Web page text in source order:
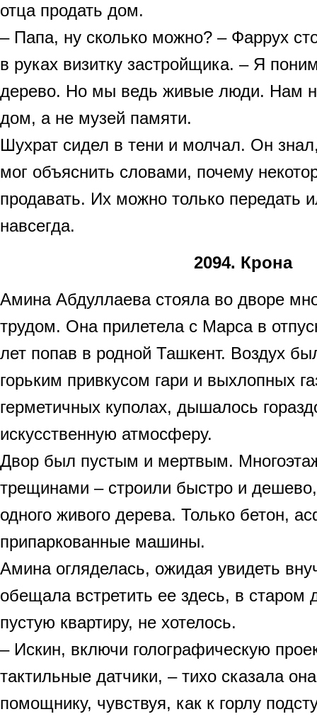
отца продать дом.
– Папа, ну сколько можно? – Фаррух
в руках визитку застройщика. – Я
дерево. Но мы ведь живые люди. Нам
дом, а не музей памяти.
Шухрат сидел в тени и молчал. Он
мог объяснить словами, почему
продавать. Их можно только передать
навсегда.
2094. Крона
Амина Абдуллаева стояла во дворе
трудом. Она прилетела с Марса в
лет попав в родной Ташкент. Воздух
горьким привкусом гари и выхлопных
герметичных куполах, дышалось
искусственную атмосферу.
Двор был пустым и мертвым.
трещинами – строили быстро и
одного живого дерева. Только бетон,
припаркованные машины.
Амина огляделась, ожидая увидеть
обещала встретить ее здесь, в
пустую квартиру, не хотелось.
– Искин, включи голографическую
тактильные датчики, – тихо сказала
помощнику, чувствуя, как к горлу